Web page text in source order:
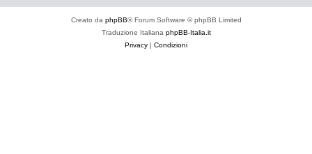
Creato da phpBB® Forum Software © phpBB Limited
Traduzione Italiana phpBB-Italia.it
Privacy | Condizioni